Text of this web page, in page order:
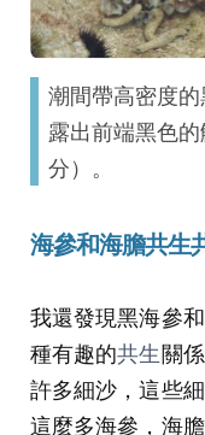
潮間帶高密度
露出前端黑色
分）。
海參和海膽共生
我還發現黑海參
種有趣的共生關
許多細沙，這些
這麼多海參，海